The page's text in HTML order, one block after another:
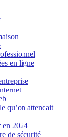
en ligne
qu’on attendait
en 2024
de sécurité